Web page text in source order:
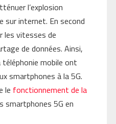
l’explosion
sur internet. En second
les vitesses de
de données. Ainsi,
téléphonie mobile ont
smartphones à la 5G.
le fonctionnement de la
smartphones 5G en